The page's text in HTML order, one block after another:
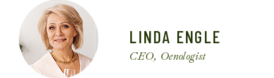
LINDA ENGLE
CEO, Oenologist